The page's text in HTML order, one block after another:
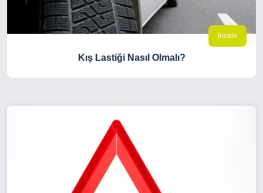
İncele
Kış Lastiği Nasıl Olmalı?